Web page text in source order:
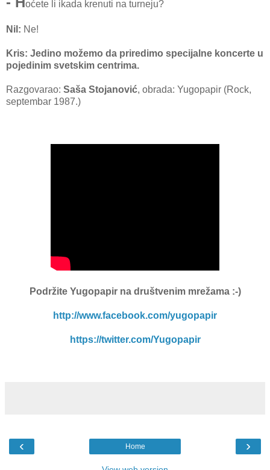
oćete li ikada krenuti na turneju?
Nil: Ne!
Kris: Jedino možemo da priredimo specijalne koncerte u
pojedinim svetskim centrima.
Razgovarao: Saša Stojanović, obrada: Yugopapir (Rock,
septembar 1987.)
Podržite Yugopapirna društvenim mrežama :-)
http://www.facebook.com/yugopapir
https://twitter.com/Yugopapir
‹ ›
Home